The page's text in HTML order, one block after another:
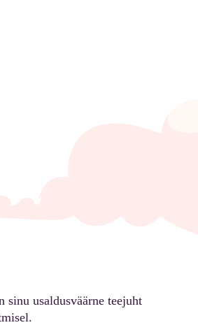
sinu usaldusväärne teejuht